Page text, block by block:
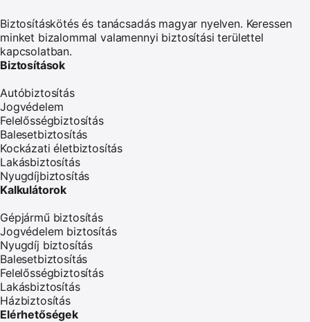
Biztosításkötés és tanácsadás magyar nyelven. Keressen
minket bizalommal valamennyi biztosítási területtel
kapcsolatban.
Biztosítások
Autóbiztosítás
Jogvédelem
Felelősségbiztosítás
Balesetbiztosítás
Kockázati életbiztosítás
Lakásbiztosítás
Nyugdíjbiztosítás
Kalkulátorok
Gépjármű biztosítás
Jogvédelem biztosítás
Nyugdíj biztosítás
Balesetbiztosítás
Felelősségbiztosítás
Lakásbiztosítás
Házbiztosítás
Elérhetőségek